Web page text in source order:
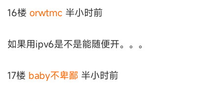
16楼 orwtmc 半小时前
如果用ipv6是不是能随便开。。。
17楼 baby不卑鄙 半小时前